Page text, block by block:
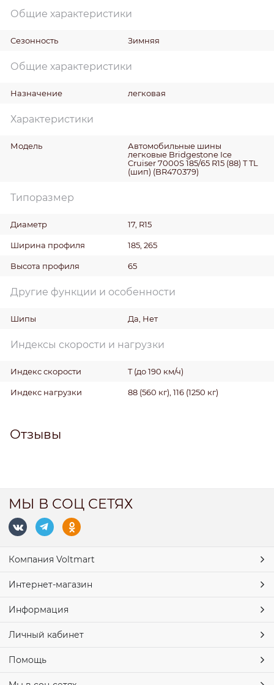
Общие характеристики
Сезонность Зимняя
Общие характеристики
Назначение легковая
Характеристики
Модель
Автомобильные шины
легковые Bridgestone Ice
Cruiser 7000S 185/65 R15 (88) T TL
(шип) (BR470379)
Типоразмер
Диаметр 17, R15
Ширина профиля 185, 265
Высота профиля 65
Другие функции и особенности
Шипы Да, Нет
Индексы скорости и нагрузки
Индекс скорости T (до 190 км/ч)
Индекс нагрузки 88 (560 кг), 116 (1250 кг)
Отзывы
МЫ В СОЦ СЕТЯХ
Компания Voltmart
Интернет-магазин
Информация
Личный кабинет
Помощь